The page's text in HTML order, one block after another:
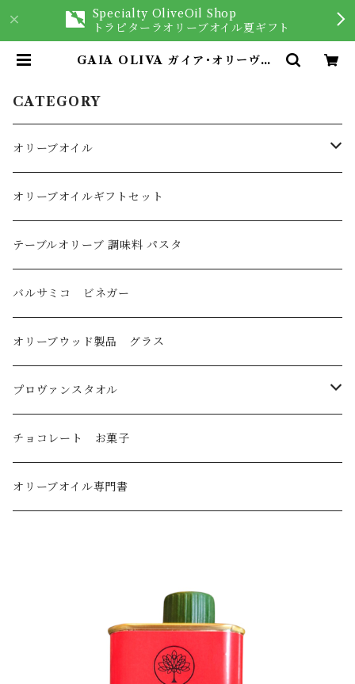
Specialty OliveOil Shop
トラピターラオリーブオイル夏ギフト
GAIA OLIVA ガイア･オリーヴァ/
CATEGORY
オリーブオイル
オリーブオイル
イタリア産
スペイン産
オリーブオイル・ミディアム
フレーバーオリーブオイル
オリーブオイルギフトセット
テーブルオリーブ 調味料 パスタ
バルサミコ ビネガー
オリーブウッド製品 グラス
プロヴァンスタオル
刺繍ラウンドタオル
刺繍キッチンタオル
チョコレート お菓子
オリーブオイル専門書